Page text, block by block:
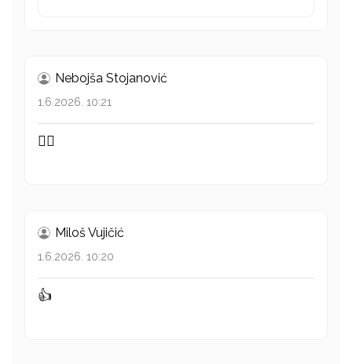
Nebojša Stojanović
1.6.2026. 10:21
👍🏻
Miloš Vujičić
1.6.2026. 10:20
👍